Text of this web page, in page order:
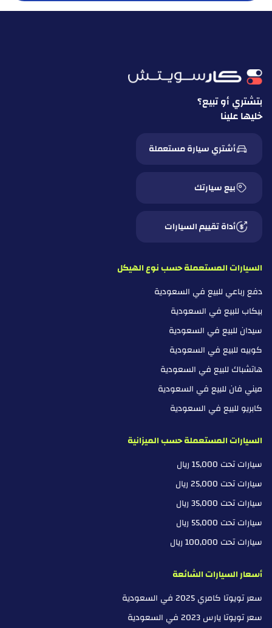
بتشتري أو تبيع؟
خليها علينا
أشتري سيارة مستعملة
بيع سيارتك
أداة تقييم السيارات
السيارات المستعملة حسب نوع الهيكل
دفع رباعي للبيع في السعودية
بيكاب للبيع في السعودية
سيدان للبيع في السعودية
كوبيه للبيع في السعودية
هاتشباك للبيع في السعودية
ميني فان للبيع في السعودية
كابريو للبيع في السعودية
السيارات المستعملة حسب الميزانية
سيارات تحت 15,000 ريال
سيارات تحت 25,000 ريال
سيارات تحت 35,000 ريال
سيارات تحت 55,000 ريال
سيارات تحت 100,000 ريال
أسعار السيارات الشائعة
سعر تويوتا كامري 2025 في السعودية
سعر تويوتا يارس 2023 في السعودية